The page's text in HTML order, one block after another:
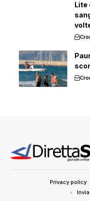
Lite
Privacy policy